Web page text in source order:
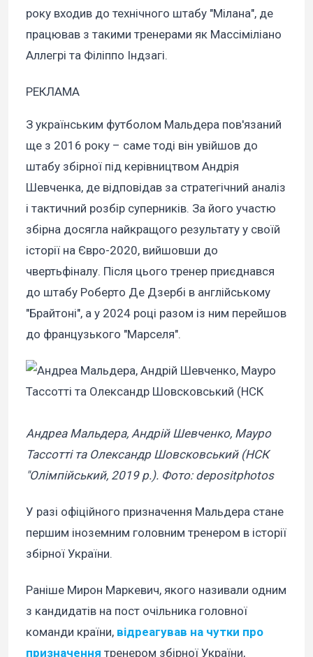
року входив до технічного штабу "Мілана", де
працював з такими тренерами як Массіміліано
Аллегрі та Філіппо Індзагі.
РЕКЛАМА
З українським футболом Мальдера пов'язаний
ще з 2016 року – саме тоді він увійшов до
штабу збірної під керівництвом Андрія
Шевченка, де відповідав за стратегічний аналіз
і тактичний розбір суперників. За його участю
збірна досягла найкращого результату у своїй
історії на Євро-2020, вийшовши до
чвертьфіналу. Після цього тренер приєднався
до штабу Роберто Де Дзербі в англійському
"Брайтоні", а у 2024 році разом із ним перейшов
до французького "Марселя".
Андреа Мальдера, Андрій Шевченко, Мауро
Тассотті та Олександр Шовсковський (НСК
"Олімпійський, 2019 р.). Фото: depositphotos
У разі офіційного призначення Мальдера стане
першим іноземним головним тренером в історії
збірної України.
Раніше Мирон Маркевич, якого називали одним
з кандидатів на пост очільника головної
команди країни, відреагував на чутки про
призначення тренером збірної України,